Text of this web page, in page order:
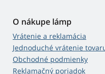
O nákupe lámp
Vrátenie a reklamácia
Jednoduché vrátenie
Obchodné podmienky
Reklamačný poriadok